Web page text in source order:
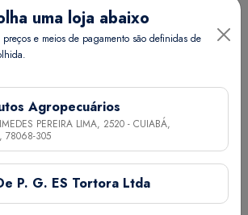
ESPÍRITO SANTO, REGIÃO
GERAIS
ABRIL MAIO JUNHO JULHO
SEMESTES PARA PLANTIO
x Plantas 40 x 10
250000
sementes / g 550
2,0
uma loja abaixo
e meios de pagamento são definidas de
Agropecuários
PEREIRA LIMA, 2520 - CUIABÁ,
78068-305
P. G. ES Tortora Ltda